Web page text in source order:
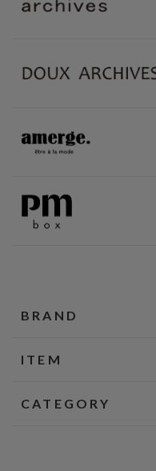
BRAND
ITEM
CATEGORY